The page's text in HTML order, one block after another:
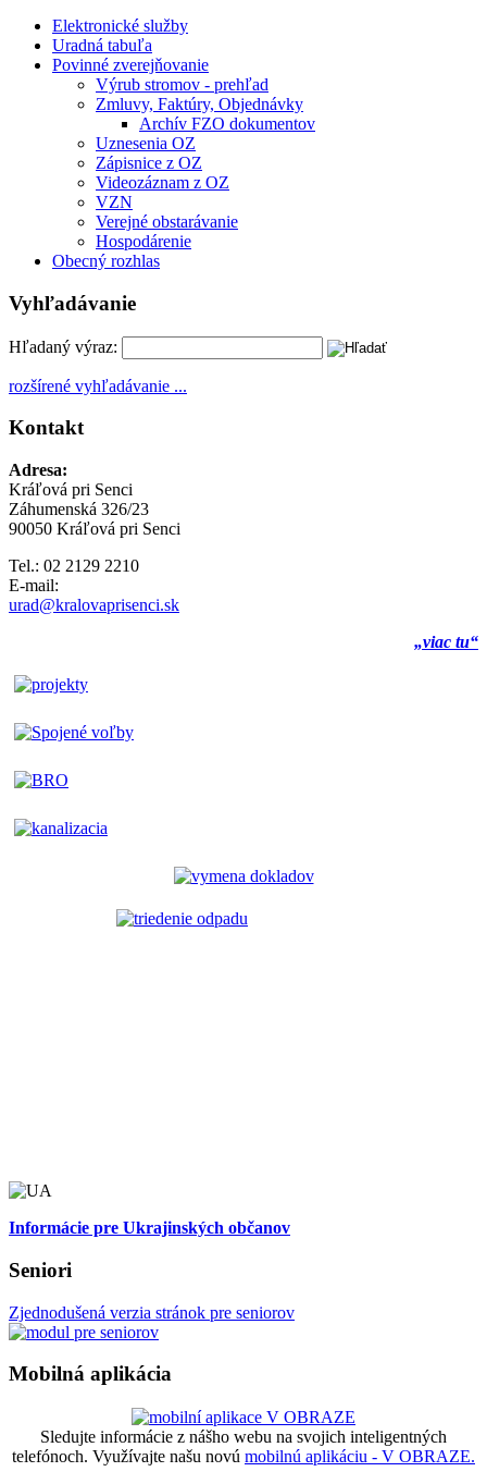
Elektronické služby
Uradná tabuľa
Povinné zverejňovanie
Výrub stromov - prehľad
Zmluvy, Faktúry, Objednávky
Archív FZO dokumentov
Uznesenia OZ
Zápisnice z OZ
Videozáznam z OZ
VZN
Verejné obstarávanie
Hospodárenie
Obecný rozhlas
Vyhľadávanie
Hľadaný výraz:
rozšírené vyhľadávanie ...
Kontakt
Adresa:
Kráľová pri Senci
Záhumenská 326/23
90050 Kráľová pri Senci
Tel.: 02 2129 2210
E-mail:
urad@kralovaprisenci.sk
„viac tu“
Informácie pre Ukrajinských občanov
Seniori
Zjednodušená verzia stránok pre seniorov
Mobilná aplikácia
Sledujte informácie z nášho webu na svojich inteligentných
telefónoch. Využívajte našu novú mobilnú aplikáciu - V OBRAZE.